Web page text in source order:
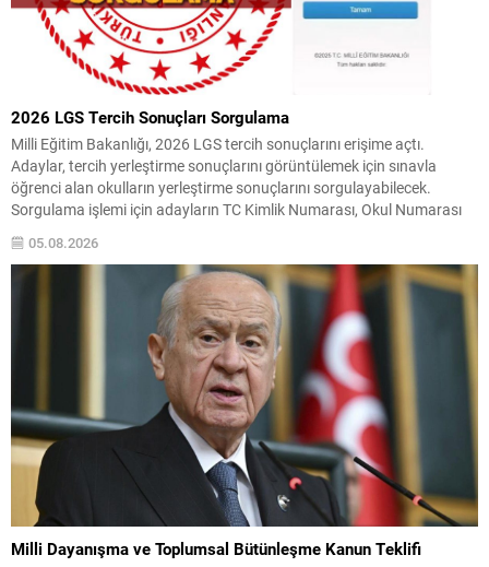
2026 LGS Tercih Sonuçları Sorgulama
Milli Eğitim Bakanlığı, 2026 LGS tercih sonuçlarını erişime açtı.
Adaylar, tercih yerleştirme sonuçlarını görüntülemek için sınavla
öğrenci alan okulların yerleştirme sonuçlarını sorgulayabilecek.
Sorgulama işlemi için adayların TC Kimlik Numarası, Okul Numarası
sonuçlarına ulaşmaları yeterlidir. Yerleştirme ve Kontenjanlar LGS
yerleştirme sonuçlarının...
05.08.2026
Milli Dayanışma ve Toplumsal Bütünleşme Kanun Teklifi